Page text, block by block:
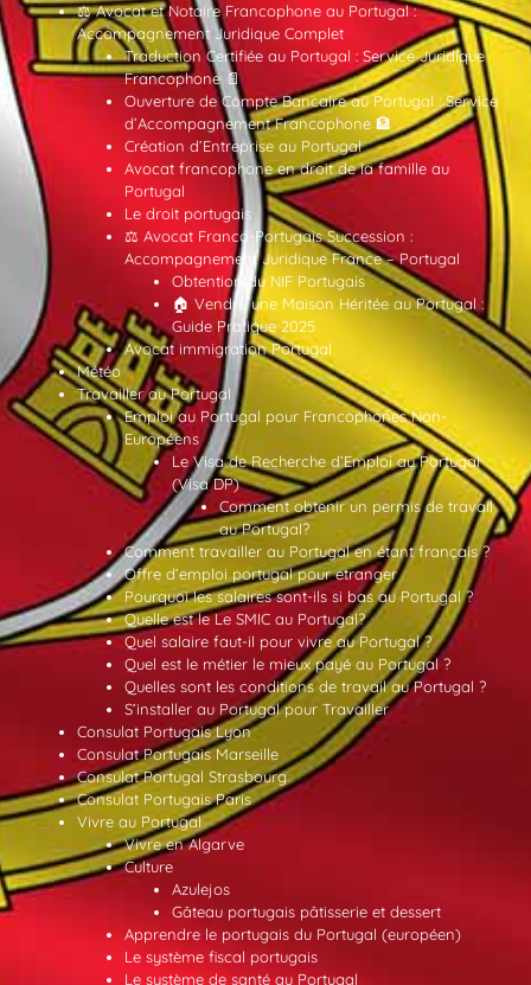
⚖️ Avocat et Notaire Francophone au Portugal :
Accompagnement Juridique Complet
Traduction Certifiée au Portugal : Service Juridique
Francophone 📄
Ouverture de Compte Bancaire au Portugal : Service
d’Accompagnement Francophone 🏦
Création d’Entreprise au Portugal
Avocat francophone en droit de la famille au
Portugal
Le droit portugais
⚖️ Avocat Franco-Portugais Succession :
Accompagnement Juridique France – Portugal
Obtention du NIF Portugais
🏠 Vendre une Maison Héritée au Portugal :
Guide Pratique 2025
Avocat immigration Portugal
Météo
Travailler au Portugal
Emploi au Portugal pour Francophones Non-
Européens
Le Visa de Recherche d’Emploi au Portugal
(Visa DP)
Comment obtenir un permis de travail
au Portugal?
Comment travailler au Portugal en étant français ?
Offre d’emploi portugal pour etranger
Pourquoi les salaires sont-ils si bas au Portugal ?
Quelle est le Le SMIC au Portugal?
Quel salaire faut-il pour vivre au Portugal ?
Quel est le métier le mieux payé au Portugal ?
Quelles sont les conditions de travail au Portugal ?
S’installer au Portugal pour Travailler
Consulat Portugais Lyon
Consulat Portugais Marseille
Consulat Portugal Strasbourg
Consulat Portugais Paris
Vivre au Portugal
Vivre en Algarve
Culture
Azulejos
Gâteau portugais pâtisserie et dessert
Apprendre le portugais du Portugal (européen)
Le système fiscal portugais
Le système de santé au Portugal